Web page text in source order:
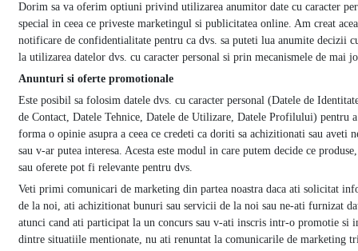
Dorim sa va oferim optiuni privind utilizarea anumitor date cu caracter
special in ceea ce priveste marketingul si publicitatea online. Am creat
notificare de confidentialitate pentru ca dvs. sa puteti lua anumite decizii
la utilizarea datelor dvs. cu caracter personal si prin mecanismele de mai
Anunturi si oferte promotionale
Este posibil sa folosim datele dvs. cu caracter personal (Datele de
de Contact, Datele Tehnice, Datele de Utilizare, Datele Profilului) pentru
forma o opinie asupra a ceea ce credeti ca doriti sa achizitionati sau aveti
sau v-ar putea interesa. Acesta este modul in care putem decide ce
sau oferete pot fi relevante pentru dvs.
Veti primi comunicari de marketing din partea noastra daca ati solicitat
de la noi, ati achizitionat bunuri sau servicii de la noi sau ne-ati furnizat
atunci cand ati participat la un concurs sau v-ati inscris intr-o promotie si
dintre situatiile mentionate, nu ati renuntat la comunicarile de marketing